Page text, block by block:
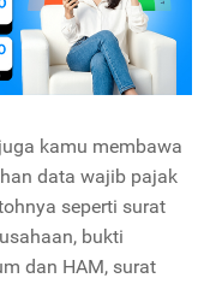
kamu membawa
data wajib pajak
seperti surat
bukti
dan HAM, surat